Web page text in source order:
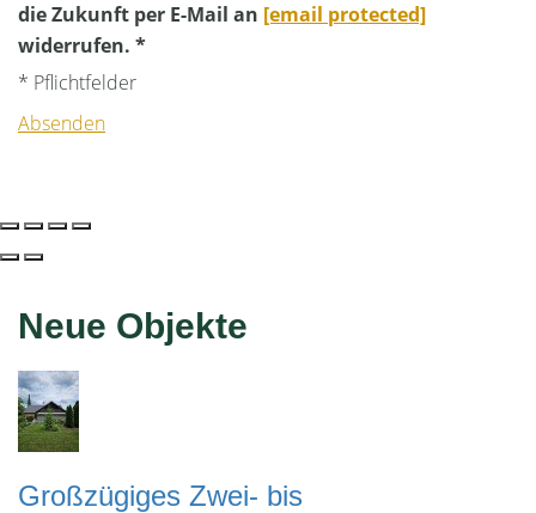
die Zukunft per E-Mail an [email protected]
widerrufen. *
* Pflichtfelder
Absenden
Neue Objekte
Großzügiges Zwei- bis